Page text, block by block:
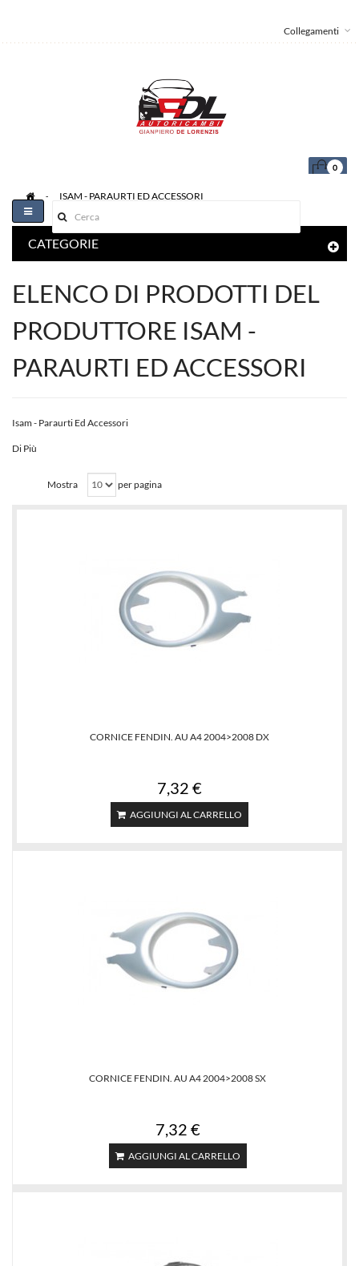
Collegamenti
0
Toggle
navigation
> ISAM - PARAURTI ED ACCESSORI
CATEGORIE
ELENCO DI PRODOTTI DEL
PRODUTTORE ISAM -
PARAURTI ED ACCESSORI
Isam - Paraurti Ed Accessori
Di Più
Mostra per pagina
CORNICE FENDIN. AU A4 2004>2008 DX
7,32 €
AGGIUNGI AL CARRELLO
CORNICE FENDIN. AU A4 2004>2008 SX
7,32 €
AGGIUNGI AL CARRELLO